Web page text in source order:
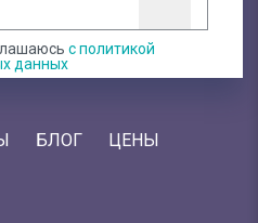
с политикой
данных
БЛОГ
ЦЕНЫ